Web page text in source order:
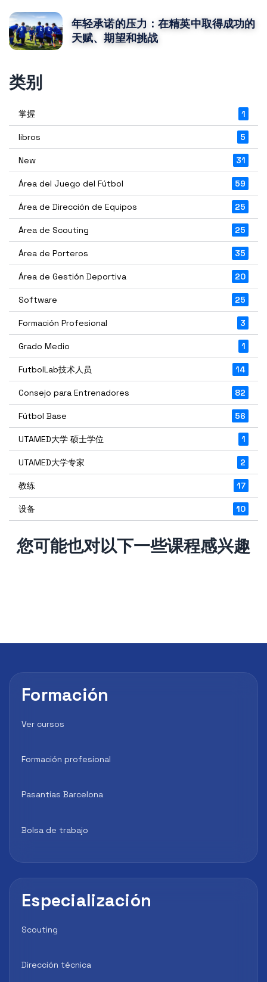
年轻承诺的压力：在精英中取得成功的
天赋、期望和挑战
类别
掌握 1
libros 5
New 31
Área del Juego del Fútbol 59
Área de Dirección de Equipos 25
Área de Scouting 25
Área de Porteros 35
Área de Gestión Deportiva 20
Software 25
Formación Profesional 3
Grado Medio 1
FutbolLab技术人员 14
Consejo para Entrenadores 82
Fútbol Base 56
UTAMED大学 硕士学位 1
UTAMED大学专家 2
教练 17
设备 10
您可能也对以下一些课程感兴趣
Formación
Ver cursos
Formación profesional
Pasantías Barcelona
Bolsa de trabajo
Especialización
Scouting
Dirección técnica